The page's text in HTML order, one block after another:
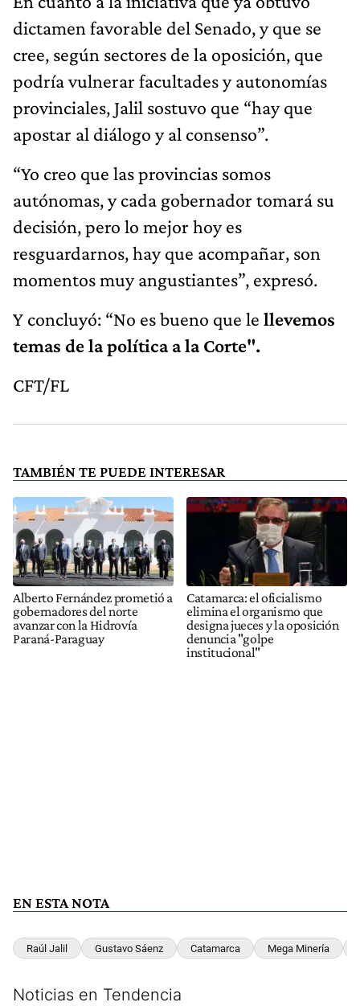
dictamen favorable del Senado, y que se
cree, según sectores de la oposición, que
podría vulnerar facultades y autonomías
provinciales, Jalil sostuvo que “hay que
apostar al diálogo y al consenso”.
“Yo creo que las provincias somos
autónomas, y cada gobernador tomará su
decisión, pero lo mejor hoy es
resguardarnos, hay que acompañar, son
momentos muy angustiantes”, expresó.
Y concluyó: “No es bueno que le llevemos
temas de la política a la Corte".
CFT/FL
TAMBIÉN TE PUEDE INTERESAR
Alberto Fernández prometió a
gobernadores del norte
avanzar con la Hidrovía
Paraná-Paraguay
Catamarca: el oficialismo
elimina el organismo que
designa jueces y la oposición
denuncia "golpe
institucional"
EN ESTA NOTA
Raúl Jalil Gustavo Sáenz Catamarca Mega Minería
Noticias en Tendencia